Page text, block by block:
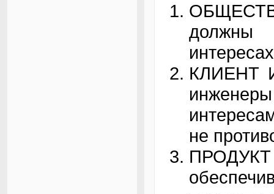
должны
КЛИЕНТ
не
ПРОДУКТ